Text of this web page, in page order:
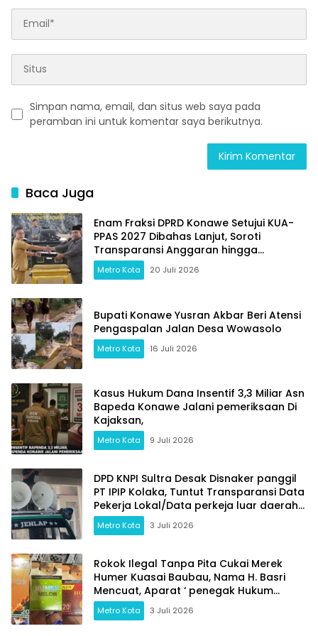
Simpan nama, email, dan situs web saya pada
peramban ini untuk komentar saya berikutnya.
Baca Juga
Enam Fraksi DPRD Konawe Setujui KUA-
PPAS 2027 Dibahas Lanjut, Soroti
Transparansi Anggaran hingga
Ketahanan Pangan
Metro Kota 20 Juli 2026
Bupati Konawe Yusran Akbar Beri Atensi
Pengaspalan Jalan Desa Wowasolo
Metro Kota 16 Juli 2026
Kasus Hukum Dana Insentif 3,3 Miliar Asn
Bapeda Konawe Jalani pemeriksaan Di
Kajaksan,
Metro Kota 9 Juli 2026
DPD KNPI Sultra Desak Disnaker panggil
PT IPIP Kolaka, Tuntut Transparansi Data
Pekerja Lokal/Data perkeja luar daerah
dan Jaminan Keselamatan Kerja
Metro Kota 3 Juli 2026
Rokok Ilegal Tanpa Pita Cukai Merek
Humer Kuasai Baubau, Nama H. Basri
Mencuat, Aparat ‘ penegak Hukum
Bertidak Tegas
Metro Kota 3 Juli 2026